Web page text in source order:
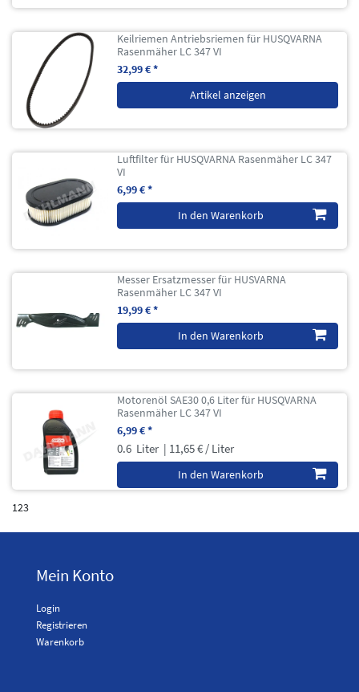
Keilriemen Antriebsriemen für HUSQVARNA
Rasenmäher LC 347 VI
32,99 € *
Artikel anzeigen
Luftfilter für HUSQVARNA Rasenmäher LC 347
VI
6,99 € *
In den Warenkorb
Messer Ersatzmesser für HUSVARNA
Rasenmäher LC 347 VI
19,99 € *
In den Warenkorb
Motorenöl SAE30 0,6 Liter für HUSQVARNA
Rasenmäher LC 347 VI
6,99 € *
0.6 Liter | 11,65 € / Liter
In den Warenkorb
123
Mein Konto
Login
Registrieren
Warenkorb